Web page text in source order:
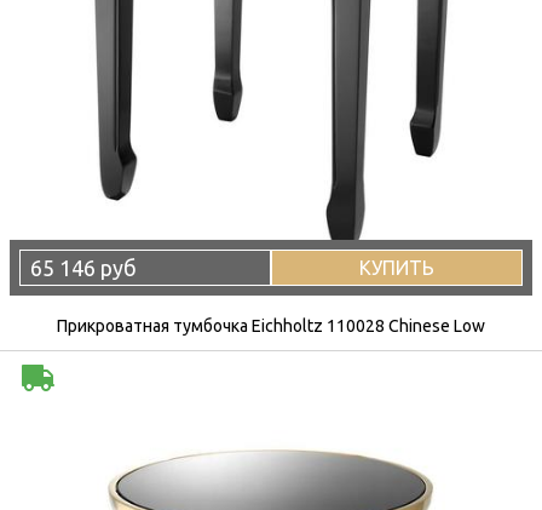
65 146 руб КУПИТЬ
Прикроватная тумбочка Eichholtz 110028 Chinese Low